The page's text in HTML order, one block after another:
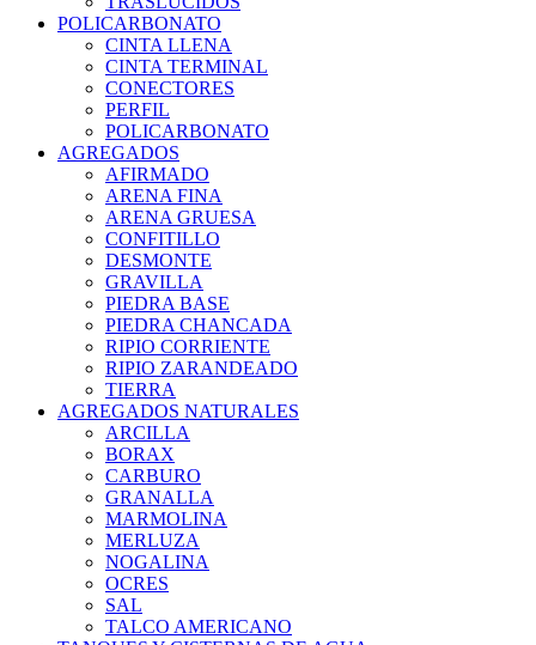
POLICARBONATO
CINTA LLENA
CINTA TERMINAL
CONECTORES
PERFIL
POLICARBONATO
AGREGADOS
AFIRMADO
ARENA FINA
ARENA GRUESA
CONFITILLO
DESMONTE
GRAVILLA
PIEDRA BASE
PIEDRA CHANCADA
RIPIO CORRIENTE
RIPIO ZARANDEADO
TIERRA
AGREGADOS NATURALES
ARCILLA
BORAX
CARBURO
GRANALLA
MARMOLINA
MERLUZA
NOGALINA
OCRES
SAL
TALCO AMERICANO